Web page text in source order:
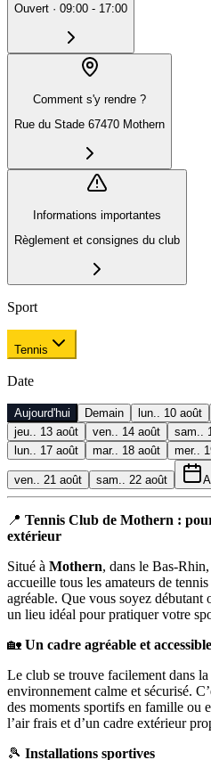
Ouvert · 09:00 - 17:00
Comment s'y rendre ?
Rue du Stade 67470 Mothern
Informations importantes
Règlement et consignes du club
Sport
Tennis
Date
Aujourd'hui Demain lun.. 10 août
jeu.. 13 août
ven.. 14 août sam..
lun.. 17 août
mar.. 18 août mer..
ven.. 21 août sam.. 22 août
📍 Tennis Club de Mothern :
extérieur
Situé à Mothern, dans le Bas-
accueille tous les amateurs de
agréable. Que vous soyez
un lieu idéal pour pratiquer votre
🏡 Un cadre agréable et accessible
Le club se trouve facilement dans
environnement calme et sécurisé.
des moments sportifs en famille ou
l’air frais et d’un cadre extérieur
🎾 Installations sportives